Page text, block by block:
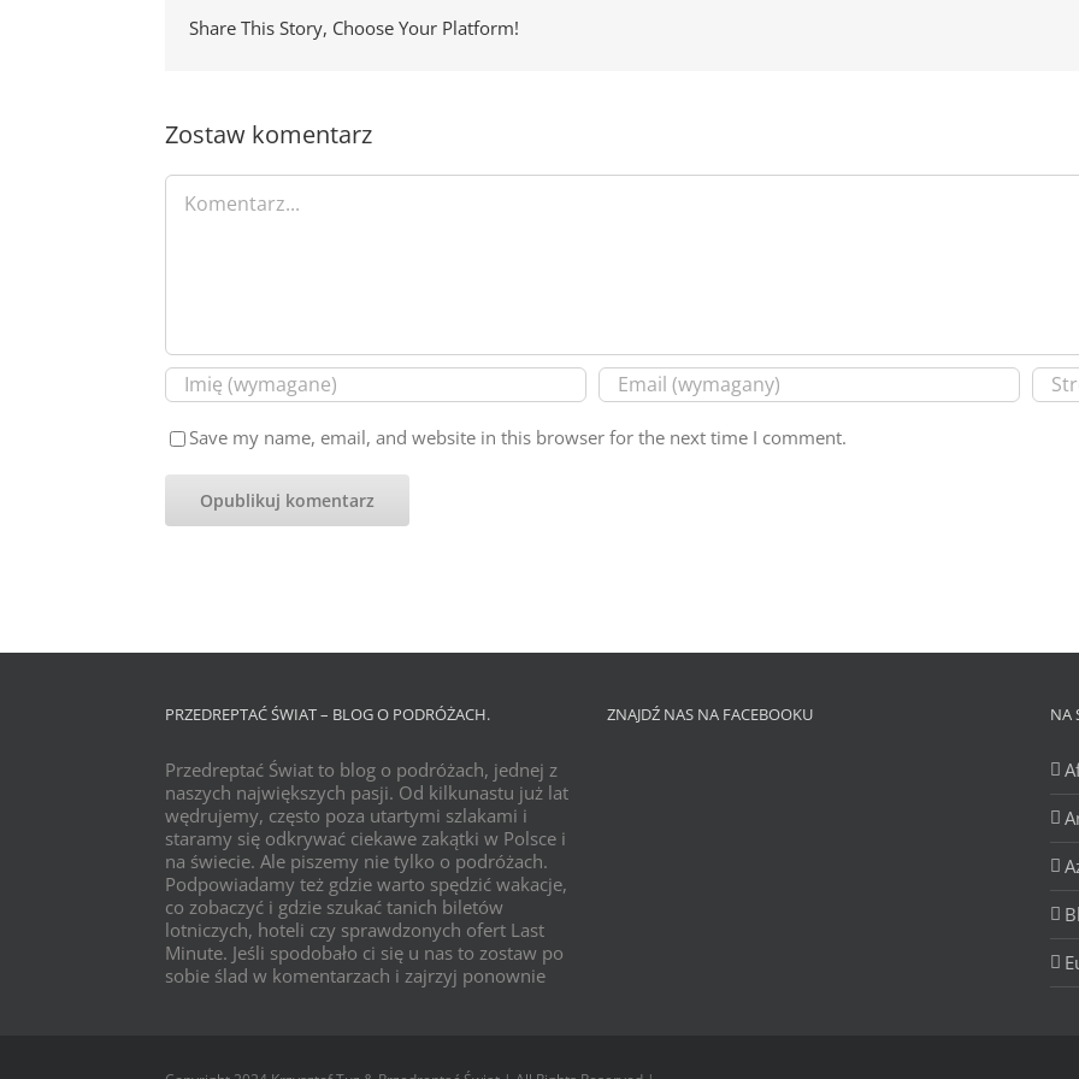
Share This Story, Choose Your Platform!
Zostaw komentarz
Comment
Save my name, email, and website in this browser for the next time I comment.
PRZEDREPTAĆ ŚWIAT – BLOG O PODRÓŻACH.
Przedreptać Świat to blog o podróżach, jednej z
naszych największych pasji. Od kilkunastu już lat
wędrujemy, często poza utartymi szlakami i
staramy się odkrywać ciekawe zakątki w Polsce i
na świecie. Ale piszemy nie tylko o podróżach.
Podpowiadamy też gdzie warto spędzić wakacje,
co zobaczyć i gdzie szukać tanich biletów
lotniczych, hoteli czy sprawdzonych ofert Last
Minute. Jeśli spodobało ci się u nas to zostaw po
sobie ślad w komentarzach i zajrzyj ponownie
ZNAJDŹ NAS NA FACEBOOKU NA